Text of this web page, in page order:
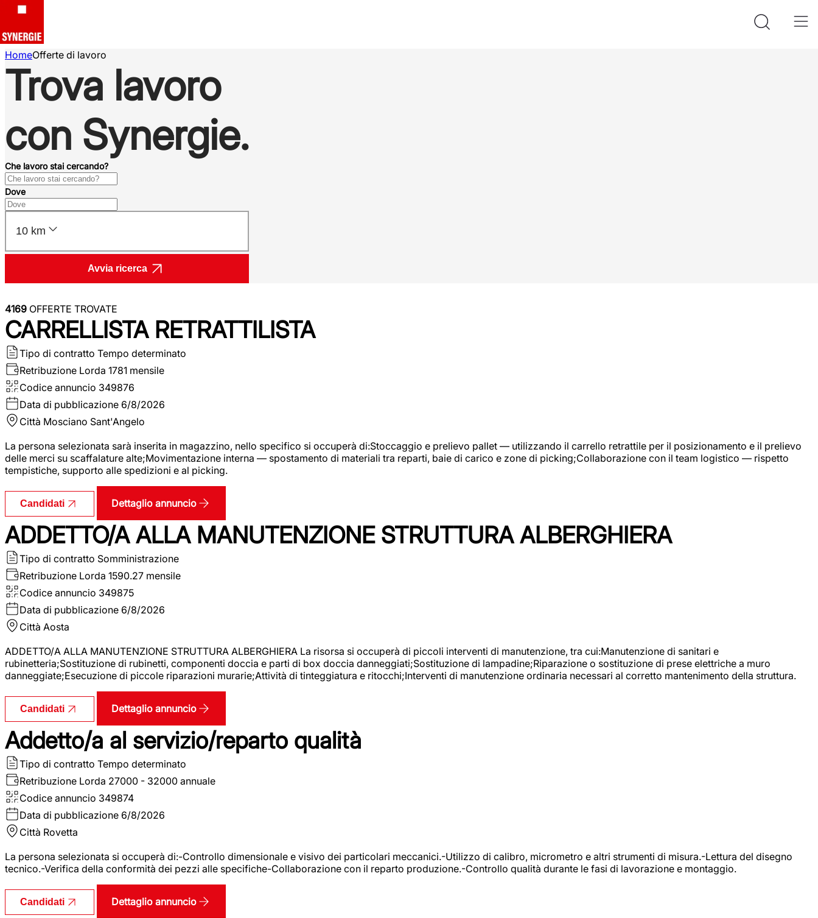
HomeOfferte di lavoro
Trova lavoro
con Synergie.
Che lavoro stai cercando?
Dove
10 km
Avvia ricerca
4169 OFFERTE TROVATE
CARRELLISTA RETRATTILISTA
Tipo di contratto Tempo determinato
Retribuzione Lorda 1781 mensile
Codice annuncio 349876
Data di pubblicazione 6/8/2026
Città Mosciano Sant'Angelo
La persona selezionata sarà inserita in magazzino, nello specifico si occuperà di:Stoccaggio e prelievo pallet — utilizzando il carrello retrattile per il posizionamento e il prelievo
delle merci su scaffalature alte;Movimentazione interna — spostamento di materiali tra reparti, baie di carico e zone di picking;Collaborazione con il team logistico — rispetto
tempistiche, supporto alle spedizioni e al picking.
Candidati Dettaglio annuncio
ADDETTO/A ALLA MANUTENZIONE STRUTTURA ALBERGHIERA
Tipo di contratto Somministrazione
Retribuzione Lorda 1590.27 mensile
Codice annuncio 349875
Data di pubblicazione 6/8/2026
Città Aosta
ADDETTO/A ALLA MANUTENZIONE STRUTTURA ALBERGHIERA La risorsa si occuperà di piccoli interventi di manutenzione, tra cui:Manutenzione di sanitari e
rubinetteria;Sostituzione di rubinetti, componenti doccia e parti di box doccia danneggiati;Sostituzione di lampadine;Riparazione o sostituzione di prese elettriche a muro
danneggiate;Esecuzione di piccole riparazioni murarie;Attività di tinteggiatura e ritocchi;Interventi di manutenzione ordinaria necessari al corretto mantenimento della struttura.
Candidati Dettaglio annuncio
Addetto/a al servizio/reparto qualità
Tipo di contratto Tempo determinato
Retribuzione Lorda 27000 - 32000 annuale
Codice annuncio 349874
Data di pubblicazione 6/8/2026
Città Rovetta
La persona selezionata si occuperà di:-Controllo dimensionale e visivo dei particolari meccanici.-Utilizzo di calibro, micrometro e altri strumenti di misura.-Lettura del disegno
tecnico.-Verifica della conformità dei pezzi alle specifiche-Collaborazione con il reparto produzione.-Controllo qualità durante le fasi di lavorazione e montaggio.
Candidati Dettaglio annuncio